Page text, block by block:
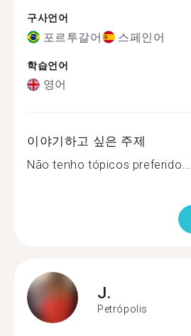
구사언어
포르투갈어 스페인어
학습언어
영어
이야기하고 싶은 주제
Não tenho tópicos preferido...
J.
Petrópolis